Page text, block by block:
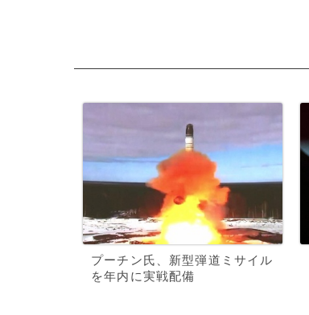
プーチン氏、新型弾道ミサイル
を年内に実戦配備